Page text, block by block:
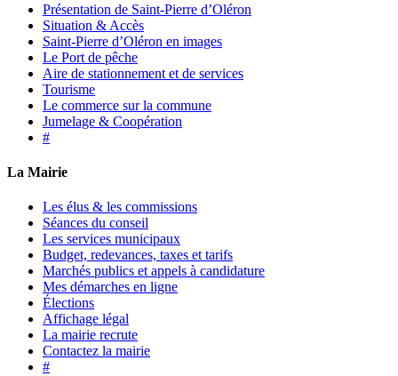
Présentation de Saint-Pierre d’Oléron
Situation & Accès
Saint-Pierre d’Oléron en images
Le Port de pêche
Aire de stationnement et de services
Tourisme
Le commerce sur la commune
Jumelage & Coopération
#
La Mairie
Les élus & les commissions
Séances du conseil
Les services municipaux
Budget, redevances, taxes et tarifs
Marchés publics et appels à candidature
Mes démarches en ligne
Élections
Affichage légal
La mairie recrute
Contactez la mairie
#